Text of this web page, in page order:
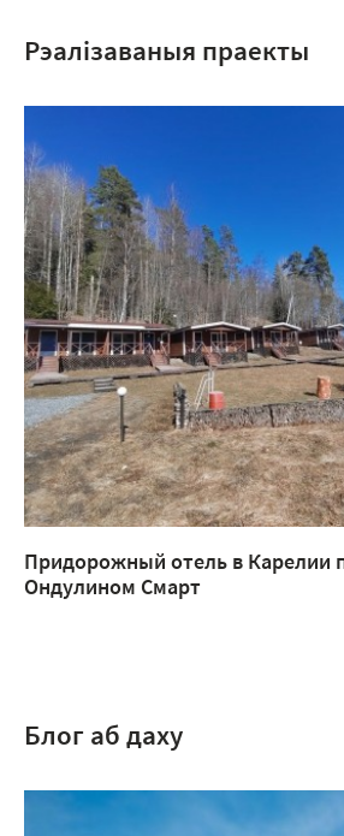
Рэалізаваныя праекты
Придорожный отель в Карелии
Ондулином Смарт
Блог аб даху